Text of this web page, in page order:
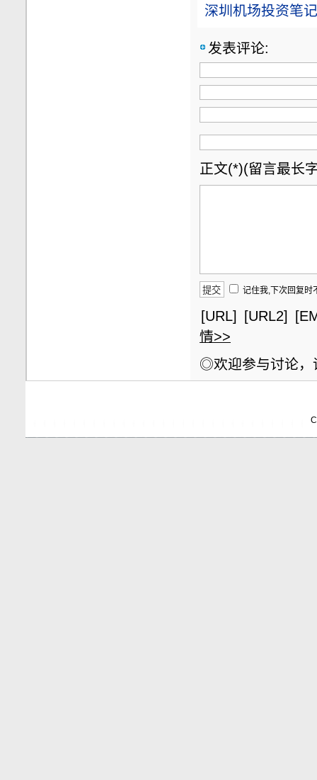
深圳机场投资笔
发表评论:
正文(*)(留言最长
记住我,下次回复时
[URL] [URL2]
情>>
◎欢迎参与讨论，